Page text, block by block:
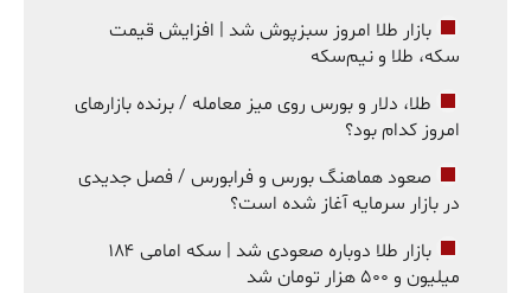
بازار طلا امروز سبزپوش شد | افزایش قیمت
سکه، طلا و نیم‌سکه
طلا، دلار و بورس روی میز معامله / برنده بازارهای
امروز کدام بود؟
صعود هماهنگ بورس و فرابورس / فصل جدیدی
در بازار سرمایه آغاز شده است؟
بازار طلا دوباره صعودی شد | سکه امامی ۱۸۴
میلیون و ۵۰۰ هزار تومان شد